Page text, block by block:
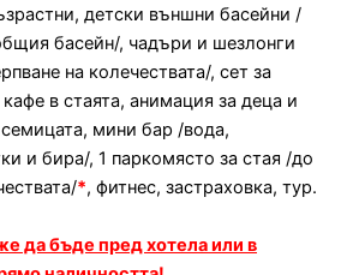
детски външни басейни /
басейн/, чадъри и шезлонги
на колечествата/, сет за
в стаята, анимация за деца и
мини бар /вода,
и бира/, 1 паркомясто за стая /до
*, фитнес, застраховка, тур.
да бъде пред хотела или в